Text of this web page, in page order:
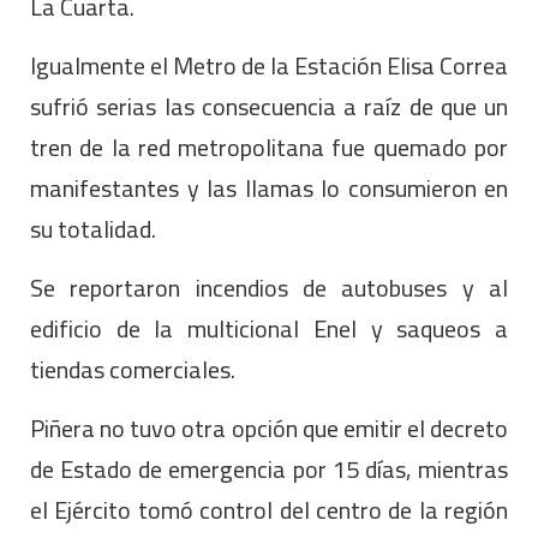
Igualmente el Metro de la Estación Elisa Correa
sufrió serias las consecuencia a raíz de que un
tren de la red metropolitana fue quemado por
manifestantes y las llamas lo consumieron en
su totalidad.
Se reportaron incendios de autobuses y al
edificio de la multicional Enel y saqueos a
tiendas comerciales.
Piñera no tuvo otra opción que emitir el decreto
de Estado de emergencia por 15 días, mientras
el Ejército tomó control del centro de la región